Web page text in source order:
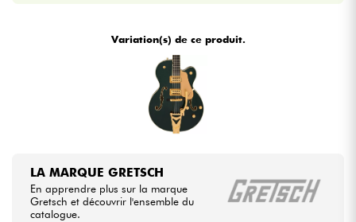
Variation(s) de ce produit.
LA MARQUE GRETSCH
En apprendre plus sur la marque
Gretsch et découvrir l'ensemble du
catalogue.